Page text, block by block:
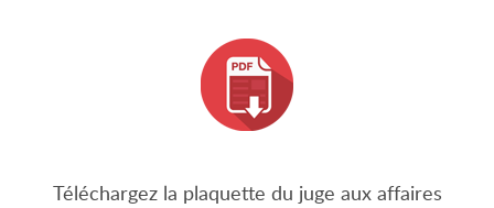
Téléchargez la plaquette du juge aux affaires